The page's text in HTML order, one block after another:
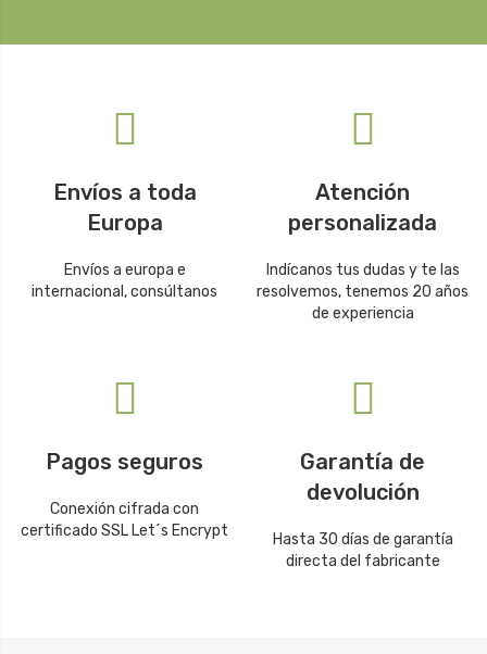
Envíos a toda
Europa
Envíos a europa e
internacional, consúltanos
Atención
personalizada
Indícanos tus dudas y te las
resolvemos, tenemos 20 años
de experiencia
Pagos seguros
Conexión cifrada con
certificado SSL Let´s Encrypt
Garantía de
devolución
Hasta 30 días de garantía
directa del fabricante